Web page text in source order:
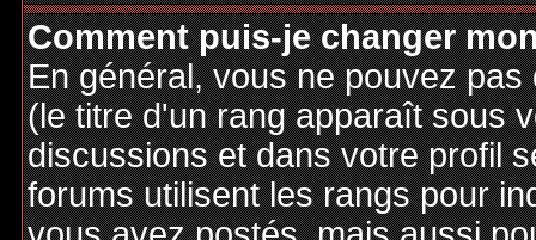
Comment puis-je changer
En général, vous ne pouvez
(le titre d'un rang apparaît sous
discussions et dans votre profil
forums utilisent les rangs pour